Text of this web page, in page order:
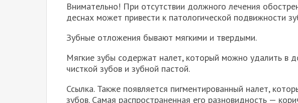
Внимательно! При отсутствии должного лечения
деснах может привести к патологической подвижности
Зубные отложения бывают мягкими и твердыми.
Мягкие зубы содержат налет, который можно удалить в
чисткой зубов и зубной пастой.
Ссылка. Также появляется пигментированный налет,
зубов. Самая распространенная его разновидность —